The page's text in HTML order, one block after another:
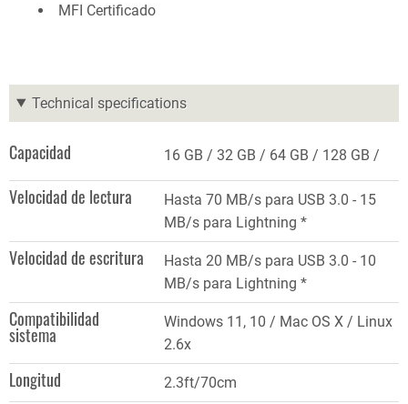
MFI Certificado
Technical specifications
Capacidad 16 GB 32 GB 64 GB 128 GB
Velocidad de lectura
Hasta 70 MB/s para USB 3.0 - 15
MB/s para Lightning *
Velocidad de escritura
Hasta 20 MB/s para USB 3.0 - 10
MB/s para Lightning *
Compatibilidad
sistema
Windows 11, 10 / Mac OS X / Linux
2.6x
Longitud 2.3ft/70cm